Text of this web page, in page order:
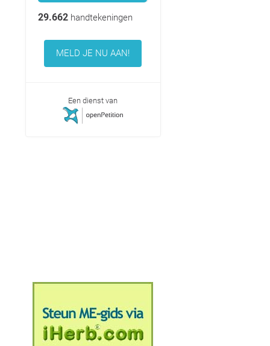
29.662handtekeningen
MELD JE NU AAN!
Een dienst van